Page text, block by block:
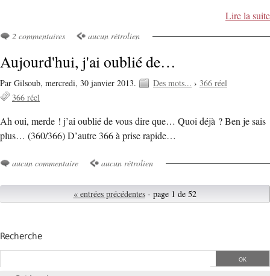
Lire la suite
2 commentaires aucun rétrolien
Aujourd'hui, j'ai oublié de…
Par Gilsoub, mercredi, 30 janvier 2013. Des mots... › 366 réel
366 réel
Ah oui, merde ! j’ai oublié de vous dire que… Quoi déjà ? Ben je sais
plus… (360/366) D’autre 366 à prise rapide…
aucun commentaire aucun rétrolien
« entrées précédentes- page 1 de 52
Recherche